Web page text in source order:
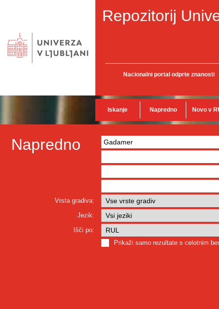
Repozitorij
Nacionalni portal odprte znanosti
Iskanje Napredno Novo v
Napredno
Vrsta gradiva:
Jezik:
Išči po:
Prikaži samo rezultate s celotnim